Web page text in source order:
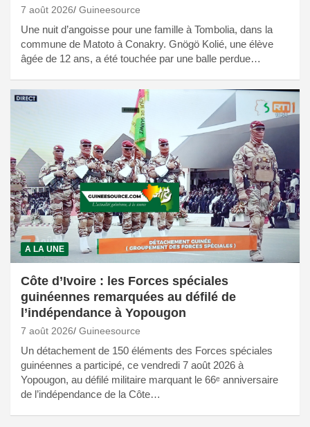
7 août 2026 Guineesource
Une nuit d’angoisse pour une famille à Tombolia, dans la
commune de Matoto à Conakry. Gnögö Kolié, une élève
âgée de 12 ans, a été touchée par une balle perdue…
A LA UNE
Côte d’Ivoire : les Forces spéciales
guinéennes remarquées au défilé de
l’indépendance à Yopougon
7 août 2026 Guineesource
Un détachement de 150 éléments des Forces spéciales
guinéennes a participé, ce vendredi 7 août 2026 à
Yopougon, au défilé militaire marquant le 66ᵉ anniversaire
de l’indépendance de la Côte…